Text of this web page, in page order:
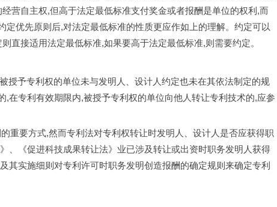
营自主权,但高于法定最低标准支付奖金或者报酬是单位的权利,而
优先原则后,对法定最低标准的性质更应作如上的理解。约定可以
直接适用法定最低标准,如果要高于法定最低标准,则需要约定。
予专利权的单位未与发明人、设计人约定也未在其依法制定的规
在专利有效期限内,被授予专利权的单位向他人转让专利技术的,应参
要方式,然而专利法对专利权转让时发明人、设计人是否应获得职
、《促进科技成果转让法》业已涉及转让或出资时职务发明人获得
其实施细则对专利许可时职务发明创造报酬的确定规则来确定专利